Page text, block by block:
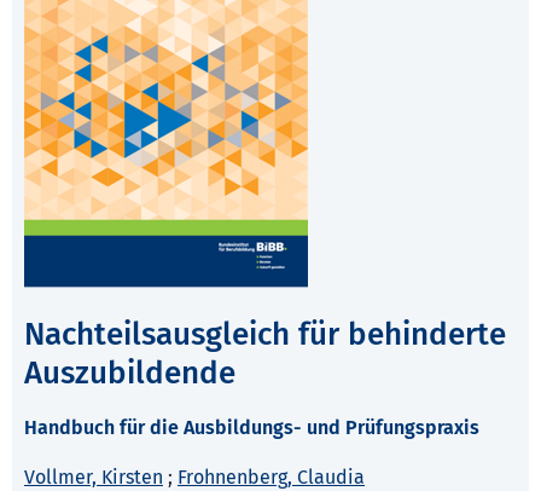
Nachteilsausgleich für behinderte
Auszubildende
Handbuch für die Ausbildungs- und Prüfungspraxis
Vollmer, Kirsten ; Frohnenberg, Claudia